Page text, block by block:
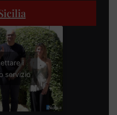
i
servizio